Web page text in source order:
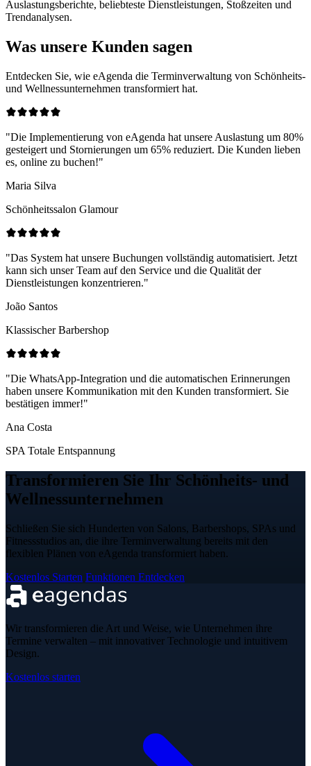
Auslastungsberichte, beliebteste Dienstleistungen, Stoßzeiten und
Trendanalysen.
Was unsere Kunden sagen
Entdecken Sie, wie eAgenda die Terminverwaltung von Schönheits-
und Wellnessunternehmen transformiert hat.
"Die Implementierung von eAgenda hat unsere Auslastung um 80%
gesteigert und Stornierungen um 65% reduziert. Die Kunden lieben
es, online zu buchen!"
Maria Silva
Schönheitssalon Glamour
"Das System hat unsere Buchungen vollständig automatisiert. Jetzt
kann sich unser Team auf den Service und die Qualität der
Dienstleistungen konzentrieren."
João Santos
Klassischer Barbershop
"Die WhatsApp-Integration und die automatischen Erinnerungen
haben unsere Kommunikation mit den Kunden transformiert. Sie
bestätigen immer!"
Ana Costa
SPA Totale Entspannung
Transformieren Sie Ihr Schönheits- und
Wellnessunternehmen
Schließen Sie sich Hunderten von Salons, Barbershops, SPAs und
Fitnessstudios an, die ihre Terminverwaltung bereits mit den
flexiblen Plänen von eAgenda transformiert haben.
Kostenlos Starten Funktionen Entdecken
Wir transformieren die Art und Weise, wie Unternehmen ihre
Termine verwalten – mit innovativer Technologie und intuitivem
Design.
Kostenlos starten